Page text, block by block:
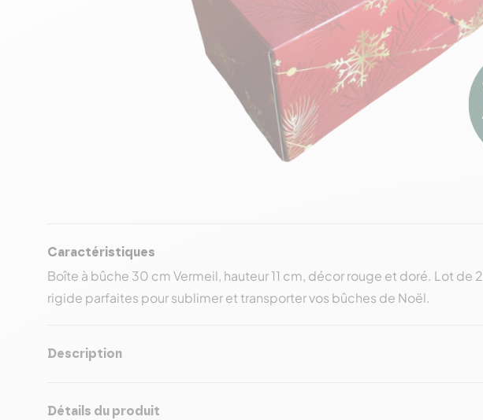
Caractéristiques
Boîte à bûche 30 cm Vermeil, hauteur 11 cm, décor rouge et doré. Lot de
rigide parfaites pour sublimer et transporter vos bûches de Noël.
Description
Détails du produit